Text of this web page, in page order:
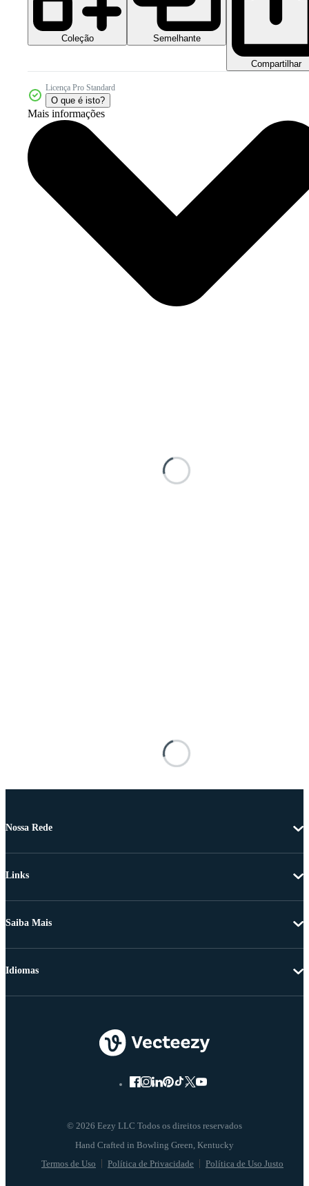
Coleção Semelhante
Compartilhar
Licença Pro Standard
O que é isto?
Mais informações
Nossa Rede
Links
Saiba Mais
© 2026 Eezy LLC Todos os direitos reservados
Termos de Uso Política de Privacidade Política de Uso Justo
Idiomas